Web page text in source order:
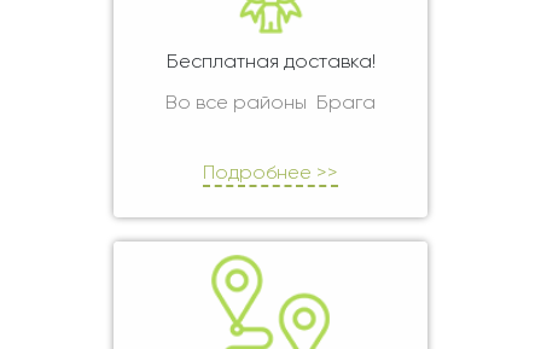
Бесплатная доставка!
Во все районы Брага
Подробнее >>